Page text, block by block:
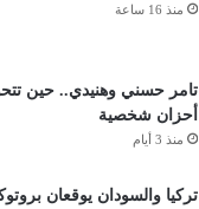
منذ 16 ساعة
تامر حسني وهنيدي.. حين
أحزان شخصية
منذ 3 أيام
تركيا والسودان يوقعان